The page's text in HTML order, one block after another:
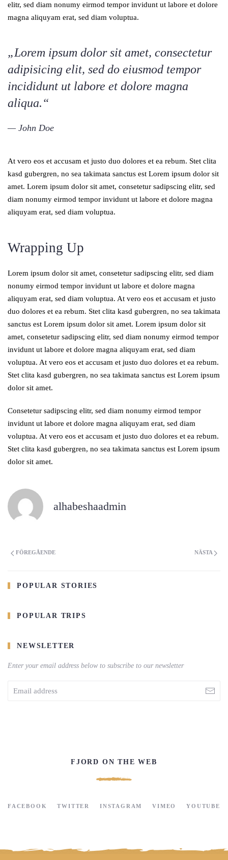
elitr, sed diam nonumy eirmod tempor invidunt ut labore et dolore
magna aliquyam erat, sed diam voluptua.
„Lorem ipsum dolor sit amet, consectetur
adipisicing elit, sed do eiusmod tempor
incididunt ut labore et dolore magna
aliqua.“
John Doe
At vero eos et accusam et justo duo dolores et ea rebum. Stet clita
kasd gubergren, no sea takimata sanctus est Lorem ipsum dolor sit
amet. Lorem ipsum dolor sit amet, consetetur sadipscing elitr, sed
diam nonumy eirmod tempor invidunt ut labore et dolore magna
aliquyam erat, sed diam voluptua.
Wrapping Up
Lorem ipsum dolor sit amet, consetetur sadipscing elitr, sed diam
nonumy eirmod tempor invidunt ut labore et dolore magna
aliquyam erat, sed diam voluptua. At vero eos et accusam et justo
duo dolores et ea rebum. Stet clita kasd gubergren, no sea takimata
sanctus est Lorem ipsum dolor sit amet. Lorem ipsum dolor sit
amet, consetetur sadipscing elitr, sed diam nonumy eirmod tempor
invidunt ut labore et dolore magna aliquyam erat, sed diam
voluptua. At vero eos et accusam et justo duo dolores et ea rebum.
Stet clita kasd gubergren, no sea takimata sanctus est Lorem ipsum
dolor sit amet.
Consetetur sadipscing elitr, sed diam nonumy eirmod tempor
invidunt ut labore et dolore magna aliquyam erat, sed diam
voluptua. At vero eos et accusam et justo duo dolores et ea rebum.
Stet clita kasd gubergren, no sea takimata sanctus est Lorem ipsum
dolor sit amet.
alhabeshaadmin
FÖREGÅENDE NÄSTA
POPULAR STORIES
POPULAR TRIPS
NEWSLETTER
Enter your email address below to subscribe to our newsletter
FJORD ON THE WEB
FACEBOOK TWITTER INSTAGRAM VIMEO YOUTUBE